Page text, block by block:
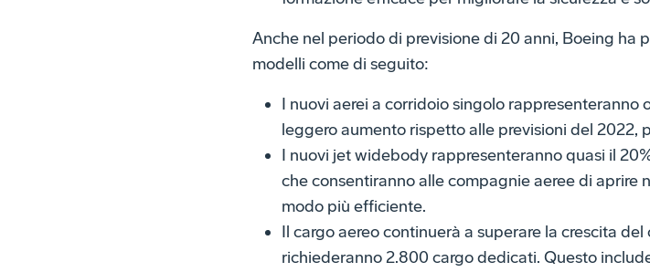
Anche nel periodo di previsione di 20 anni, Boeing ha
modelli come di seguito:
I nuovi aerei a corridoio singolo rappresenteranno
leggero aumento rispetto alle previsioni del 2022,
I nuovi jet widebody rappresenteranno quasi il
che consentiranno alle compagnie aeree di aprire
modo più efficiente.
Il cargo aereo continuerà a superare la crescita
richiederanno 2.800 cargo dedicati. Questo